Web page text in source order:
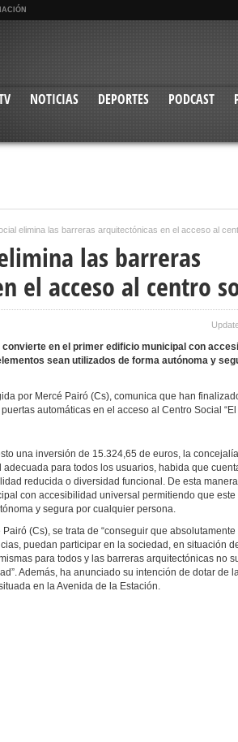
NOTICIAS DEPORTES PODCAST
elimina las barreras arquitectónicas en el acceso al
las barreras
el acceso al centro
en el primer edificio municipal con
sean utilizados de forma autónoma y
por Mercé Pairó (Cs), comunica que han
automáticas en el acceso al Centro Social “El
una inversión de 15.324,65 de euros, la
para todos los usuarios, habida que
reducida o diversidad funcional. De esta
con accesibilidad universal permitiendo que este
y segura por cualquier persona.
(Cs), se trata de “conseguir que
puedan participar en la sociedad, en situación
para todos y las barreras arquitectónicas no
Además, ha anunciado su intención de dotar de
en la Avenida de la Estación.